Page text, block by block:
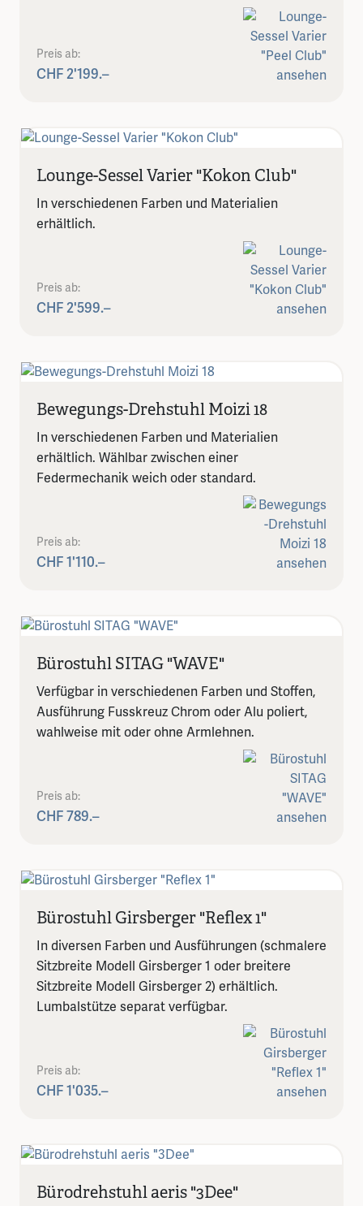
Preis ab:
CHF 2'199.–
Lounge-Sessel Varier "Kokon Club"
In verschiedenen Farben und Materialien
erhältlich.
Preis ab:
CHF 2'599.–
Bewegungs-Drehstuhl Moizi 18
In verschiedenen Farben und Materialien
erhältlich. Wählbar zwischen einer
Federmechanik weich oder standard.
Preis ab:
CHF 1'110.–
Bürostuhl SITAG "WAVE"
Verfügbar in verschiedenen Farben und Stoffen,
Ausführung Fusskreuz Chrom oder Alu poliert,
wahlweise mit oder ohne Armlehnen.
Preis ab:
CHF 789.–
Bürostuhl Girsberger "Reflex 1"
In diversen Farben und Ausführungen (schmalere
Sitzbreite Modell Girsberger 1 oder breitere
Sitzbreite Modell Girsberger 2) erhältlich.
Lumbalstütze separat verfügbar.
Preis ab:
CHF 1'035.–
Bürodrehstuhl aeris "3Dee"